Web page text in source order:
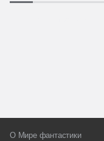
О Мире фантастики